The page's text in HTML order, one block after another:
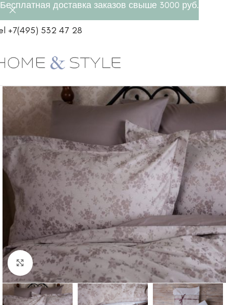
+7(495) 532 47 28
Click to enlarge
Бесплатная доставка заказов свыше 3000 руб.